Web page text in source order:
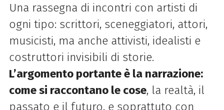
Una rassegna di incontri con artisti di
ogni tipo: scrittori, sceneggiatori, attori,
musicisti, ma anche attivisti, idealisti e
costruttori invisibili di storie.
L’argomento portante è la narrazione:
come si raccontano le cose, la realtà, il
passato e il futuro, e soprattuto con